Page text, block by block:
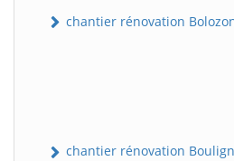
chantier rénovation
chantier rénovation